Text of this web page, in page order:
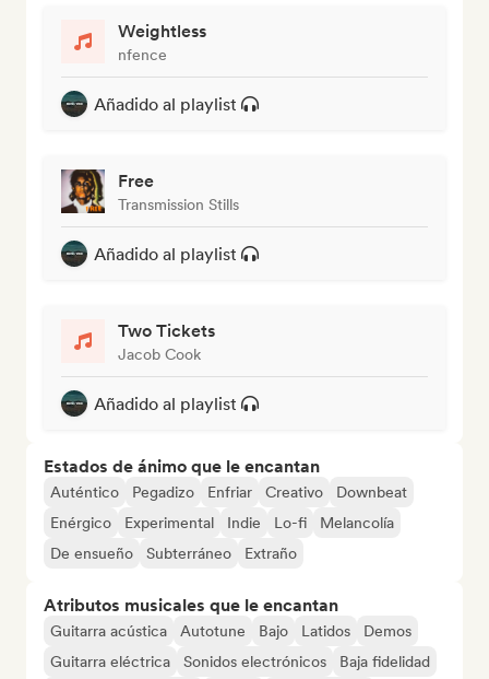
Weightless
nfence
Añadido al playlist
Free
Transmission Stills
Añadido al playlist
Two Tickets
Jacob Cook
Añadido al playlist
Estados de ánimo que le encantan
Auténtico Pegadizo Enfriar Creativo
Downbeat
Enérgico
Experimental Indie Lo-fi
Melancolía
De ensueño
Subterráneo Extraño
Atributos musicales que le encantan
Guitarra acústica Autotune Bajo Latidos
Demos
Guitarra eléctrica
Sonidos electrónicos Baja fidelidad